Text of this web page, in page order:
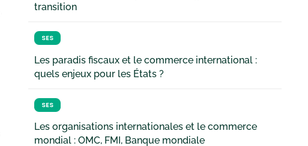
transition
SES
Les paradis fiscaux et le commerce international :
quels enjeux pour les États ?
SES
Les organisations internationales et le commerce
mondial : OMC, FMI, Banque mondiale